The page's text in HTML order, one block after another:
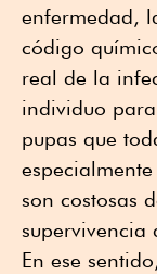
enfermedad,
código
real de la
individuo
pupas que
son costosas
En ese